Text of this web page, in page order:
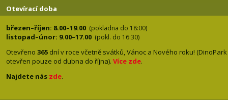
Otevírací doba
březen–říjen: 8.00–19.00 (pokladna do 18:00)
listopad–únor: 9.00–17.00 (pokl. do 16:30)
Otevřeno 365 dní v roce včetně svátků, Vánoc a Nového roku! (DinoPark
otevřen pouze od dubna do října). Více zde.
Najdete nás zde.